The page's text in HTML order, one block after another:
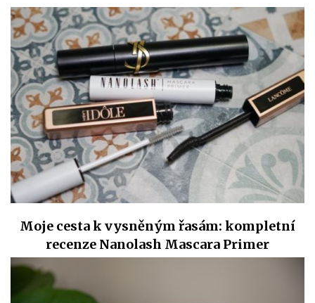
Moje cesta k vysněným řasám: kompletní
recenze Nanolash Mascara Primer